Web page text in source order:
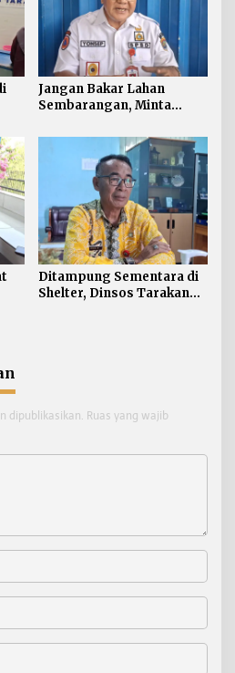
Jangan Bakar Lahan
Sembarangan, Minta
Ditampung Sementara di
Shelter, Dinsos Tarakan
dipublikasikan. Ruas yang wajib